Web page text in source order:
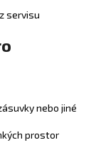
servisu
nebo jiné
prostor